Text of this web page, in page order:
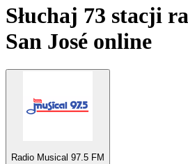
Słuchaj 73 stacji
San José online
Radio Musical 97.5 FM